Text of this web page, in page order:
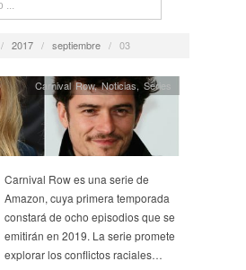
/ 2017 / septiembre / 03
Carnival Row,Noticias,Series
Carnival Row es una serie de
Amazon, cuya primera temporada
constará de ocho episodios que se
emitirán en 2019. La serie promete
explorar los conflictos raciales…